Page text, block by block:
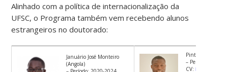
Alinhado com a política de internacionalização da
UFSC, o Programa também vem recebendo alunos
estrangeiros no doutorado:
Januário José Monteiro
(Angola)
Pinto Ié (Guiné
– Período: 2022-
CV:http://